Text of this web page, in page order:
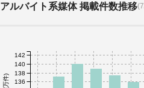
アルバイト系媒体 掲載件数推移
136
138
140
142